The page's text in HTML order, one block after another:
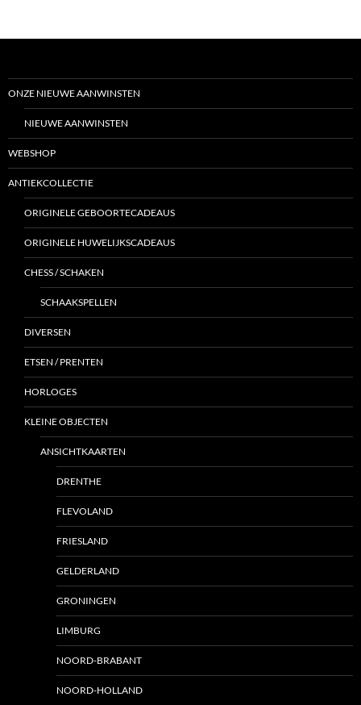
ONZE NIEUWE AANWINSTEN
NIEUWE AANWINSTEN
WEBSHOP
ANTIEKCOLLECTIE
ORIGINELE GEBOORTECADEAUS
ORIGINELE HUWELIJKSCADEAUS
CHESS / SCHAKEN
SCHAAKSPELLEN
DIVERSEN
ETSEN / PRENTEN
HORLOGES
KLEINE OBJECTEN
ANSICHTKAARTEN
DRENTHE
FLEVOLAND
FRIESLAND
GELDERLAND
GRONINGEN
LIMBURG
NOORD-BRABANT
NOORD-HOLLAND